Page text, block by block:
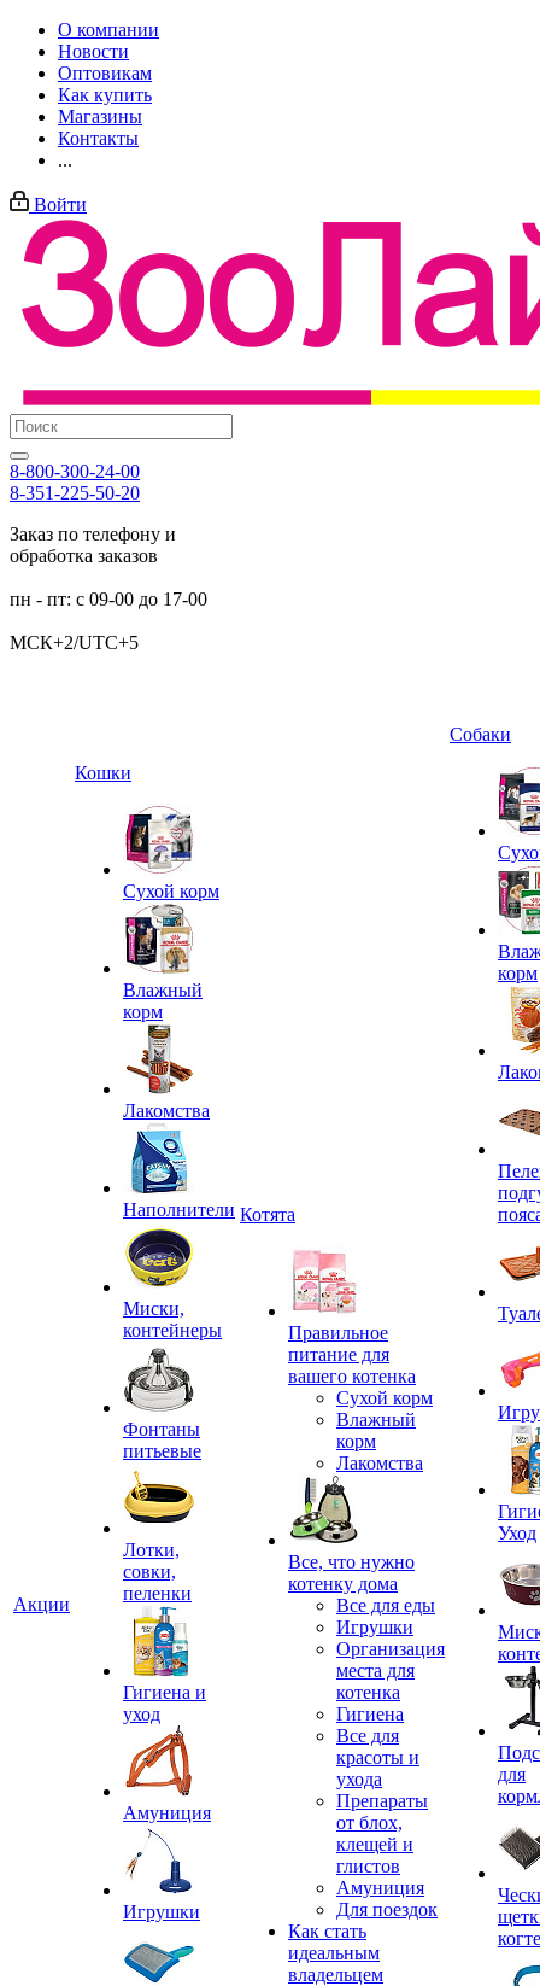
О компании
Новости
Оптовикам
Как купить
Магазины
Контакты
...
Войти
8-800-300-24-00
8-351-225-50-20
Заказ по телефону и
обработка заказов
пн - пт: с 09-00 до 17-00
МСК+2/UTC+5
Акции
Кошки
Сухой корм
Влажный
корм
Лакомства
Наполнители
Миски,
контейнеры
Фонтаны
питьевые
Лотки,
совки,
пеленки
Гигиена и
уход
Амуниция
Игрушки
Котята
Правильное
питание для
вашего котенка
Сухой корм
Влажный
корм
Лакомства
Все, что нужно
котенку дома
Все для еды
Игрушки
Организация
места для
котенка
Гигиена
Все для
красоты и
ухода
Препараты
от блох,
клещей и
глистов
Амуниция
Для поездок
Как стать
идеальным
владельцем
Собаки
корм
Уход
для